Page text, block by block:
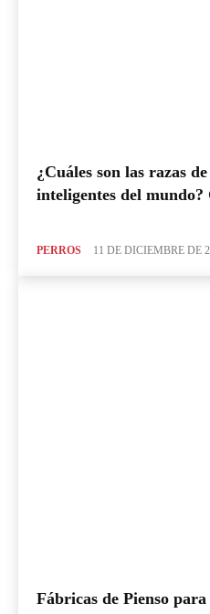
¿Cuáles son las razas
inteligentes del
PERROS 11 DE DICIEMBRE DE
Fábricas de Pienso